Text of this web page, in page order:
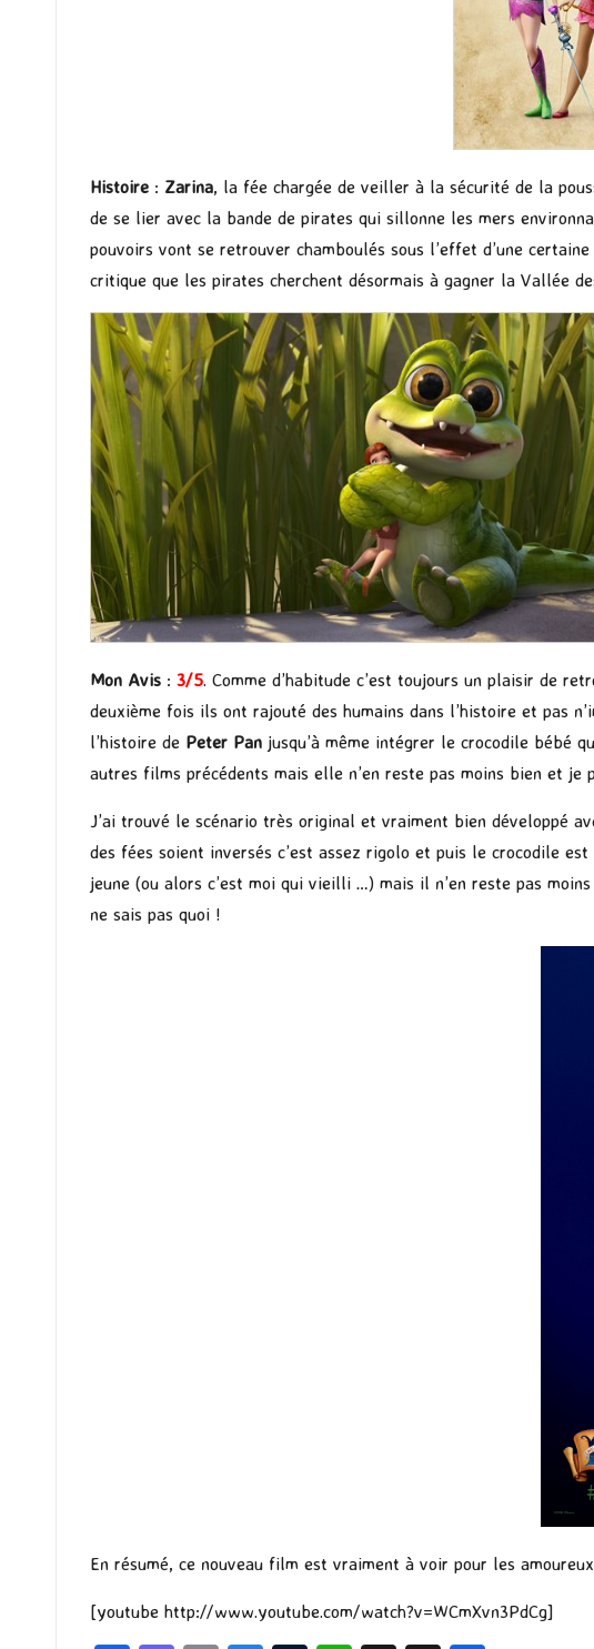
Histoire : Zarina, la fée chargée de veiller à la sécurité de la
de se lier avec la bande de pirates qui sillonne les mers
pouvoirs vont se retrouver chamboulés sous l’effet d’une
critique que les pirates cherchent désormais à gagner la Vallée
Mon Avis : 3/5. Comme d’habitude c’est toujours un plaisir de
deuxième fois ils ont rajouté des humains dans l’histoire et pas
l’histoire de Peter Pan jusqu’à même intégrer le crocodile bébé
autres films précédents mais elle n’en reste pas moins bien et
J’ai trouvé le scénario très original et vraiment bien développé
des fées soient inversés c’est assez rigolo et puis le crocodile
jeune (ou alors c’est moi qui vieilli …) mais il n’en reste pas
ne sais pas quoi !
En résumé, ce nouveau film est vraiment à voir pour les
[youtube http://www.youtube.com/watch?v=WCmXvn3PdCg]